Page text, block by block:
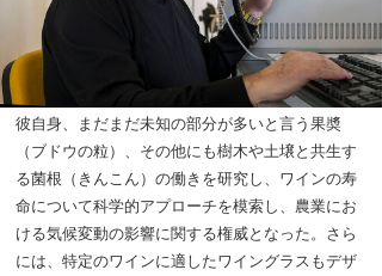
彼自身、まだまだ未知の部分が多いと言う果奬
（ブドウの粒）、その他にも樹木や土壌と共生す
る菌根（きんこん）の働きを研究し、ワインの寿
命について科学的アプローチを模索し、農業にお
ける気候変動の影響に関する権威となった。さら
には、特定のワインに適したワイングラスもデザ